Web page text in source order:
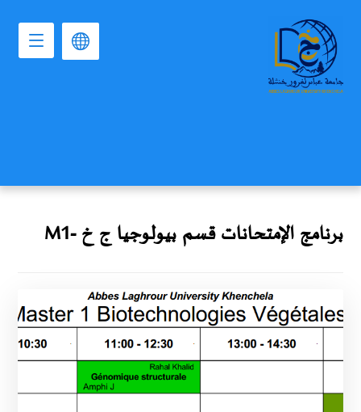
برنامج الإمتحانات قسم بيولوجيا ج خ -M1